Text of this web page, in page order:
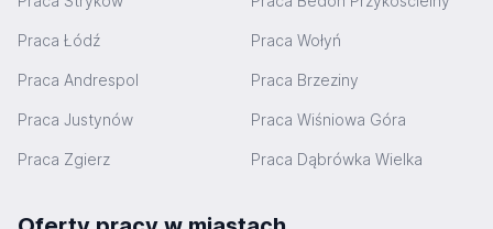
Praca Łódź Praca Wołyń
Praca Andrespol Praca Brzeziny
Praca Justynów Praca Wiśniowa Góra
Praca Zgierz Praca Dąbrówka Wielka